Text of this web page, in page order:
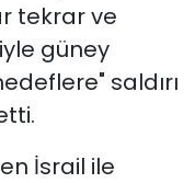
tekrar ve
güney
saldırı
İsrail ile